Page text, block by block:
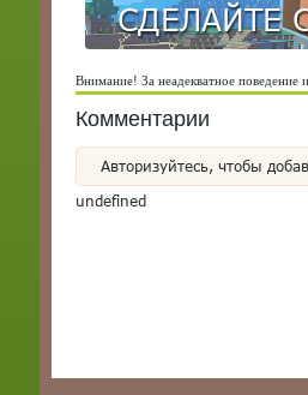
СДЕЛАЙТЕ
Внимание! За неадекватное поведение
Комментарии
Авторизуйтесь, чтобы
undefined